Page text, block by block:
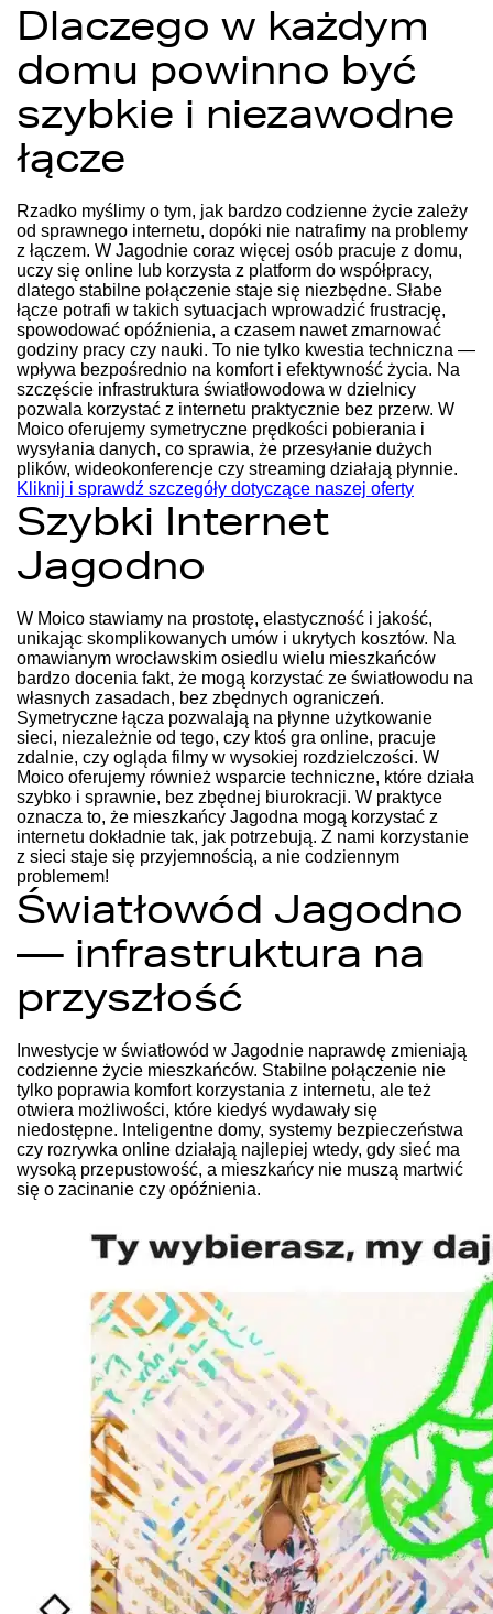
Dlaczego w każdym
domu powinno być
szybkie i niezawodne
łącze
Rzadko myślimy o tym, jak bardzo codzienne życie zależy
od sprawnego internetu, dopóki nie natrafimy na problemy
z łączem. W Jagodnie coraz więcej osób pracuje z domu,
uczy się online lub korzysta z platform do współpracy,
dlatego stabilne połączenie staje się niezbędne. Słabe
łącze potrafi w takich sytuacjach wprowadzić frustrację,
spowodować opóźnienia, a czasem nawet zmarnować
godziny pracy czy nauki. To nie tylko kwestia techniczna —
wpływa bezpośrednio na komfort i efektywność życia. Na
szczęście infrastruktura światłowodowa w dzielnicy
pozwala korzystać z internetu praktycznie bez przerw. W
Moico oferujemy symetryczne prędkości pobierania i
wysyłania danych, co sprawia, że przesyłanie dużych
plików, wideokonferencje czy streaming działają płynnie.
Kliknij i sprawdź szczegóły dotyczące naszej oferty
Szybki Internet
Jagodno
W Moico stawiamy na prostotę, elastyczność i jakość,
unikając skomplikowanych umów i ukrytych kosztów. Na
omawianym wrocławskim osiedlu wielu mieszkańców
bardzo docenia fakt, że mogą korzystać ze światłowodu na
własnych zasadach, bez zbędnych ograniczeń.
Symetryczne łącza pozwalają na płynne użytkowanie
sieci, niezależnie od tego, czy ktoś gra online, pracuje
zdalnie, czy ogląda filmy w wysokiej rozdzielczości. W
Moico oferujemy również wsparcie techniczne, które działa
szybko i sprawnie, bez zbędnej biurokracji. W praktyce
oznacza to, że mieszkańcy Jagodna mogą korzystać z
internetu dokładnie tak, jak potrzebują. Z nami korzystanie
z sieci staje się przyjemnością, a nie codziennym
problemem!
Światłowód Jagodno
— infrastruktura na
przyszłość
Inwestycje w światłowód w Jagodnie naprawdę zmieniają
codzienne życie mieszkańców. Stabilne połączenie nie
tylko poprawia komfort korzystania z internetu, ale też
otwiera możliwości, które kiedyś wydawały się
niedostępne. Inteligentne domy, systemy bezpieczeństwa
czy rozrywka online działają najlepiej wtedy, gdy sieć ma
wysoką przepustowość, a mieszkańcy nie muszą martwić
się o zacinanie czy opóźnienia.